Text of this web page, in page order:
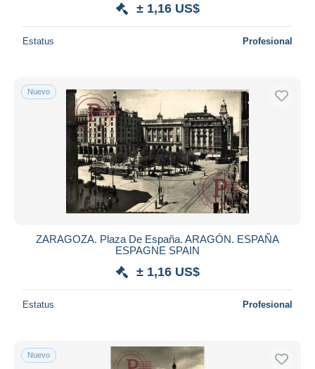
± 1,16 US$
Estatus Profesional
Nuevo
ZARAGOZA. Plaza De España. ARAGÓN. ESPAÑA
ESPAGNE SPAIN
± 1,16 US$
Estatus Profesional
Nuevo